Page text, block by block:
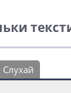
Слухай